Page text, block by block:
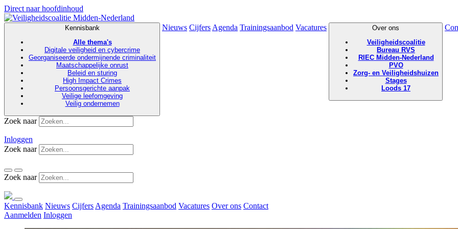
Direct naar hoofdinhoud
Kennisbank
Alle thema's
Digitale veiligheid en cybercrime
Georganiseerde ondermijnende criminaliteit
Maatschappelijke onrust
Beleid en sturing
High Impact Crimes
Persoonsgerichte aanpak
Veilige leefomgeving
Veilig ondernemen
Nieuws Cijfers Agenda Trainingsaanbod Vacatures
Over ons
Veiligheidscoalitie
Bureau RVS
RIEC Midden-Nederland
PVO
Zorg- en Veiligheidshuizen
Stages
Loods 17
Zoek naar
Inloggen
Zoek naar
Zoek naar
Kennisbank Nieuws Cijfers Agenda Trainingsaanbod Vacatures Over ons Contact
Aanmelden Inloggen